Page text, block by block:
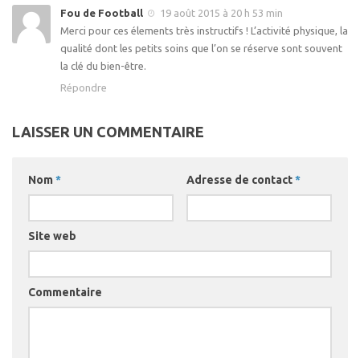
Fou de Football
19 août 2015 à 20 h 53 min
Merci pour ces élements très instructifs ! L’activité physique, la
qualité dont les petits soins que l’on se réserve sont souvent
la clé du bien-être.
Répondre
LAISSER UN COMMENTAIRE
Nom * Adresse de contact*
Site web
Commentaire